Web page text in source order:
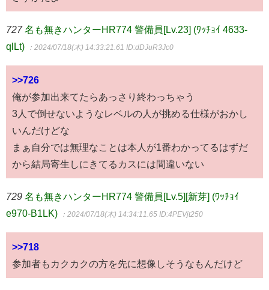
727 名も無きハンターHR774 警備員[Lv.23] (ﾜｯﾁｮｲ 4633-
qlLt)
：2024/07/18(木) 14:33:21.61 ID:dDJuR3Jc0
>>726
俺が参加出来てたらあっさり終わっちゃう
3人で倒せないようなレベルの人が挑める仕様がおかし
いんだけどな
まぁ自分では無理なことは本人が1番わかってるはずだ
から結局寄生しにきてるカスには間違いない
729 名も無きハンターHR774 警備員[Lv.5][新芽] (ﾜｯﾁｮｲ
e970-B1LK)
：2024/07/18(木) 14:34:11.65 ID:4PEVjt250
>>718
参加者もカクカクの方を先に想像しそうなもんだけど